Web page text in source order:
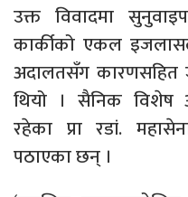
उक्त विवादमा
कार्कीको एकल
अदालतसँग
थियो । सैनिक विशेष
रहेका प्रा रडां.
पठाएका छन् ।